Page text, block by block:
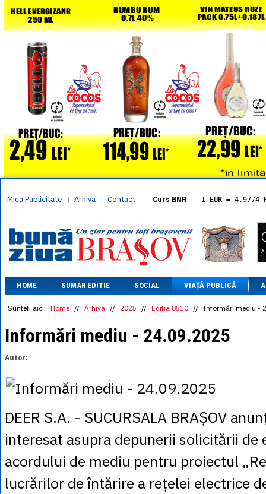
Mica Publicitate | Arhiva | Contact Curs BNR 1 EUR = 4.9774
= 5.8304
1 XAU= 464.4611
1 AED= 1.1933
1 AUD= 2.7957
1 BGN= 2.5449
1 CAD= 3.1559
1 CHF= 5.2813
1 CNY= 0.6015
1 DKK = 0.6668
1 EGP= 0.0860
1 MDL
1 MXN= 0.2227
1 NOK = 0.4191
1 NZD= 2.6097
1 PLN= 1.1646
1 RSD= 0.0425
1 RUB = 0.0530
1 SEK = 0.4526
1 TRY = 0.1141
1 UAH = 0.1048
HOME SUMAR EDITIE SOCIAL VIAȚĂ PUBLICĂ
Sunteti aici: Home // Arhiva // 2025 // Editia 8510 // Informări mediu -
Informări mediu - 24.09.2025
Autor:
DEER S.A. - SUCURSALA BRAȘOV
interesat asupra depunerii solicitării de
acordului de mediu pentru proiectul
lucrărilor de întărire a rețelei electrice